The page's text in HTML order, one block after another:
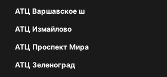
АТЦ Варшавское ш
АТЦ Измайлово
АТЦ Проспект Мира
АТЦ Зеленоград